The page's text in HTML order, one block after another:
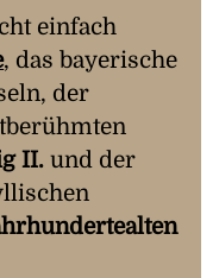
einfach
, das bayerische
der
II. und der